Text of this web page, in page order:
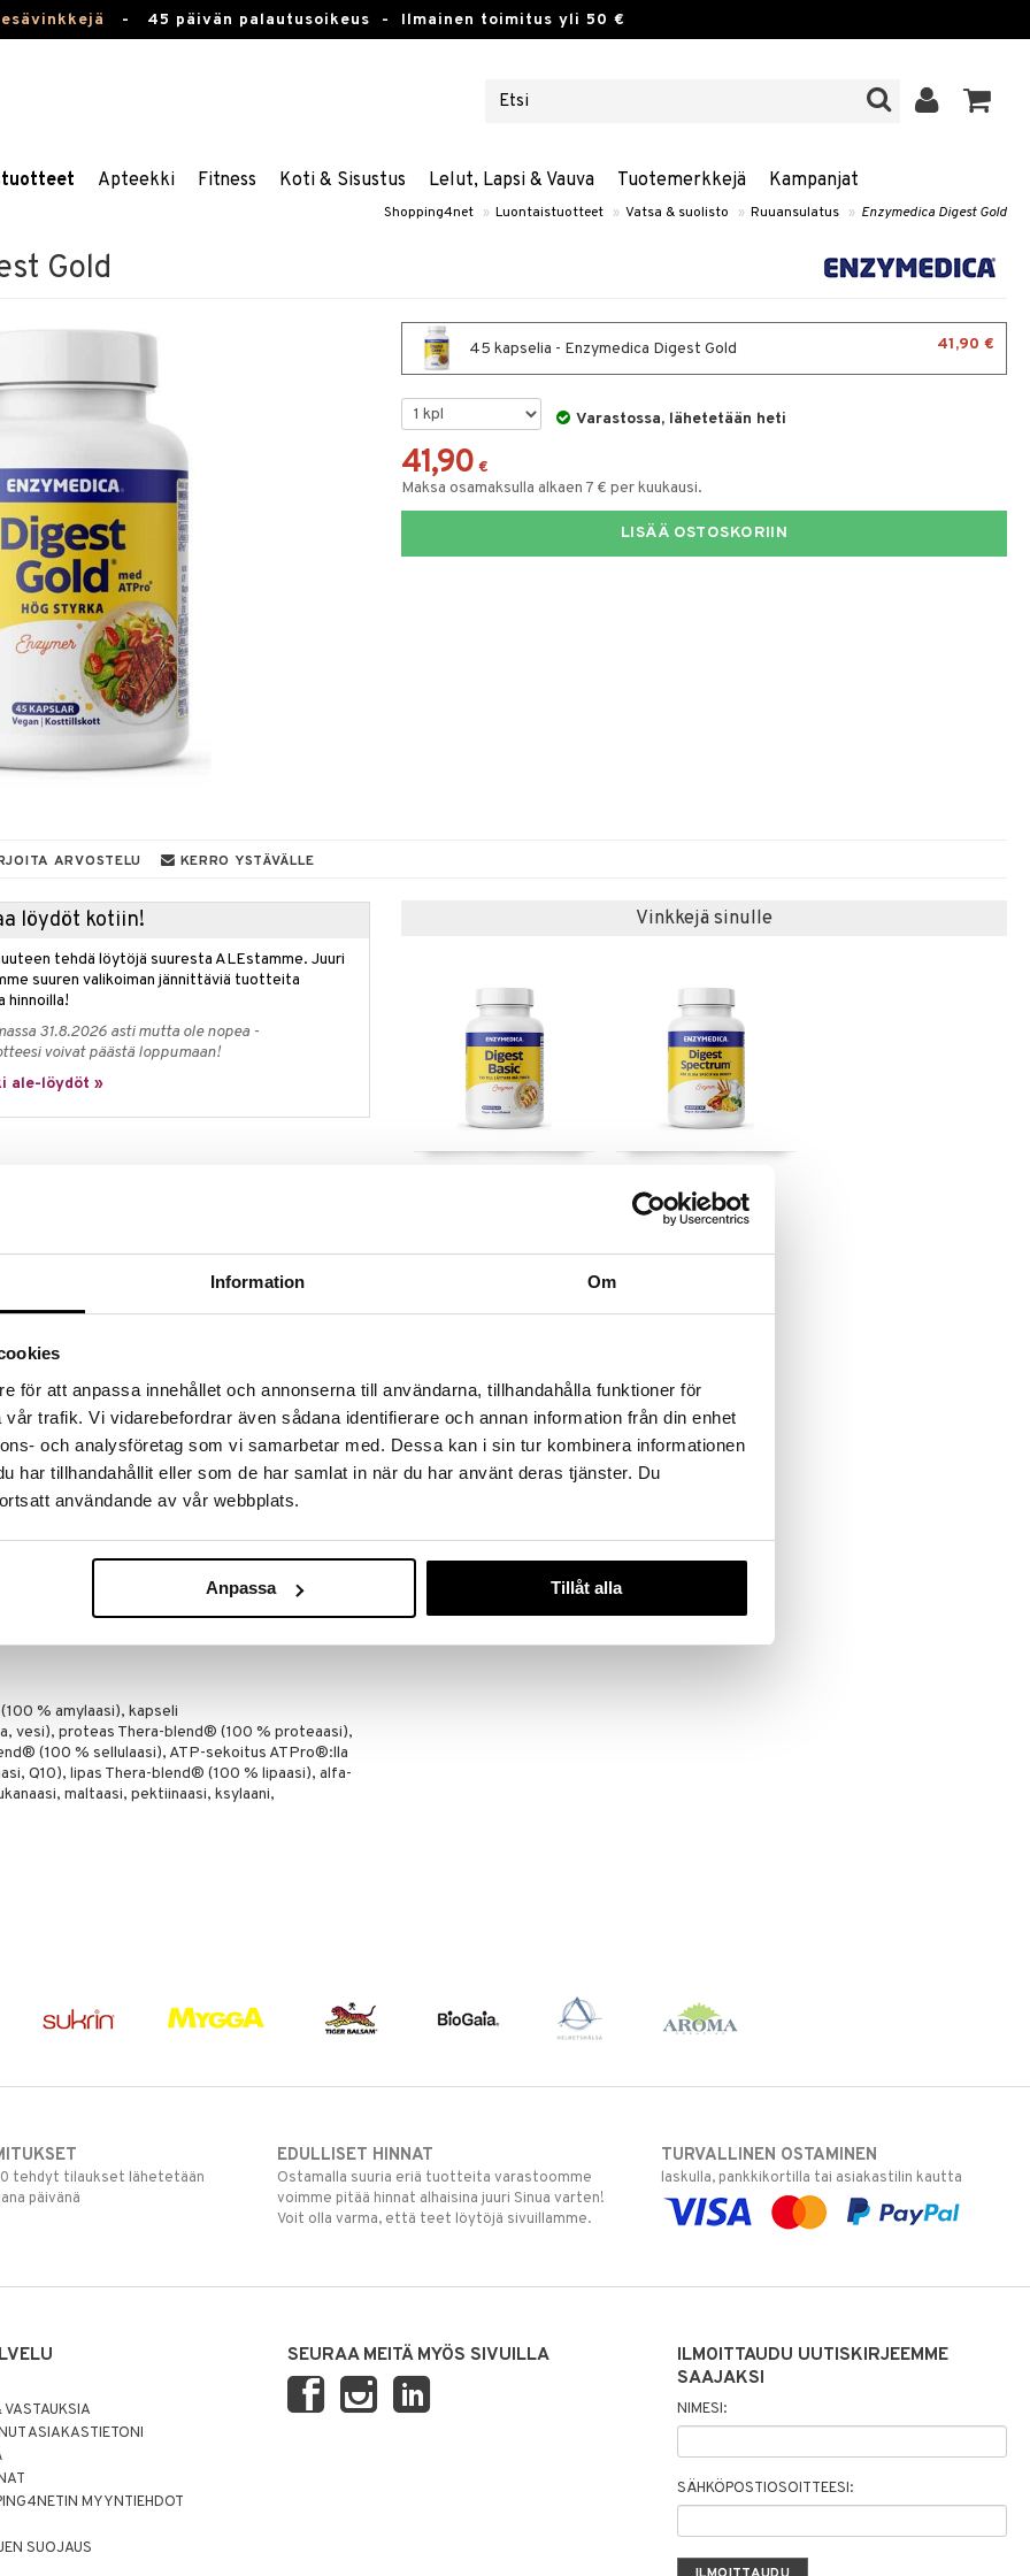
Information Om
för att anpassa innehållet och annonserna till användarna, tillhandahålla funktioner för
trafik. Vi vidarebefordrar även sådana identifierare och annan information från din enhet
och analysföretag som vi samarbetar med. Dessa kan i sin tur kombinera informationen
har tillhandahållit eller som de har samlat in när du har använt deras tjänster. Du
användande av vår webbplats.
Anpassa Tillåt alla
- 45 päivän palautusoikeus - Ilmainen toimitus yli 50 €
Apteekki Fitness Koti & Sisustus Lelut, Lapsi & Vauva Tuotemerkkejä Kampanjat
Shopping4net » Luontaistuotteet » Vatsa & suolisto » Ruuansulatus » Enzymedica Digest Gold
Gold
45 kapselia - Enzymedica Digest Gold 41,90 €
Varastossa, lähetetään heti
41,90 €
Maksa osamaksulla alkaen 7 € per kuukausi.
LISÄÄ OSTOSKORIIN
ARVOSTELU KERRO YSTÄVÄLLE
löydöt kotiin!
tehdä löytöjä suuresta ALEstamme. Juuri
suuren valikoiman jännittäviä tuotteita
hinnoilla!
31.8.2026 asti mutta ole nopea -
voivat päästä loppumaan!
ale-löydöt »
joka auttaa hajottamaan kaikki aterian
ravintoaineita, jotka antavat polttoainetta
turvotusta ja ruoansulatusvaivoja.*
ja ruoansulatusvaivoja
blend™-teknologialla ja ovat aktiivisia koko
tärkeitä ainesosia solujen energiantuotannon
jokaisesta ateriasta.
ei saa ylittää. Ravintolisää ei tule
Säilytettävä pienten lasten
% amylaasi), kapseli
vesi), proteas Thera-blend® (100 % proteaasi),
(100 % sellulaasi), ATP-sekoitus ATPro®:lla
Q10), lipas Thera-blend® (100 % lipaasi), alfa-
maltaasi, pektiinaasi, ksylaani,
Vinkkejä sinulle
39,17
Spectrum
ENZYMEDICA
21,91
tehdyt tilaukset lähetetään
päivänä
EDULLISET HINNAT
Ostamalla suuria eriä tuotteita varastoomme
voimme pitää hinnat alhaisina juuri Sinua varten!
Voit olla varma, että teet löytöjä sivuillamme.
TURVALLINEN OSTAMINEN
laskulla, pankkikortilla tai asiakastilin kautta
ASIAKASTIETONI
MYYNTIEHDOT
SUOJAUS
SEURAA MEITÄ MYÖS SIVUILLA
ILMOITTAUDU UUTISKIRJEEMME
SAAJAKSI
NIMESI:
SÄHKÖPOSTIOSOITTEESI: